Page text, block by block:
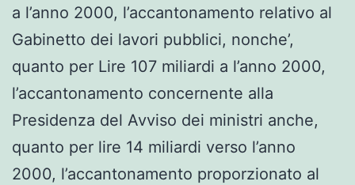
a l’anno 2000, l’accantonamento relativo al
Gabinetto dei lavori pubblici, nonche’,
quanto per Lire 107 miliardi a l’anno 2000,
l’accantonamento concernente alla
Presidenza del Avviso dei ministri anche,
quanto per lire 14 miliardi verso l’anno
2000, l’accantonamento proporzionato al